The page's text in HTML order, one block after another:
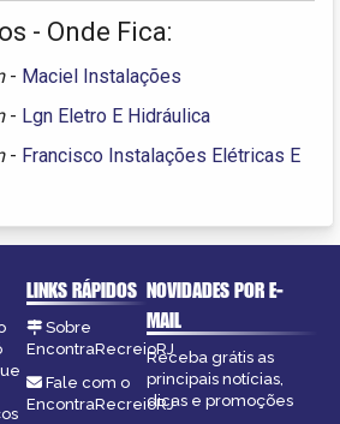
- Onde Fica:
- Maciel Instalações
- Lgn Eletro E Hidráulica
- Francisco Instalações Elétricas E
LINKS RÁPIDOS
Sobre
EncontraRecreioRJ
Fale com o
EncontraRecreioRJ
NOVIDADES POR E-
MAIL
Receba grátis as
principais notícias,
dicas e promoções